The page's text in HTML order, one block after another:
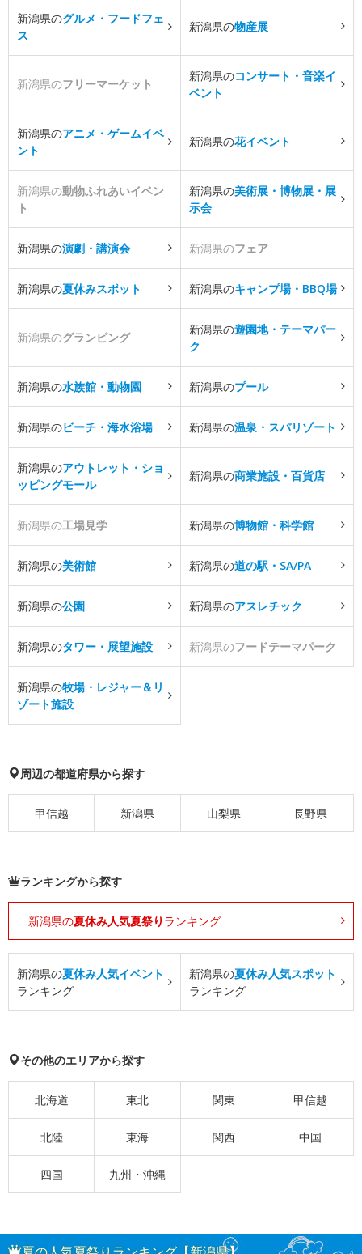
新潟県のグルメ・フードフェ
ス
新潟県の物産展
新潟県のフリーマーケット
新潟県のコンサート・音楽イ
ベント
新潟県のアニメ・ゲームイベ
ント
新潟県の花イベント
新潟県の動物ふれあいイベン
ト
新潟県の美術展・博物展・展
示会
新潟県の演劇・講演会 新潟県のフェア
新潟県の夏休みスポット 新潟県のキャンプ場・BBQ場
新潟県のグランピング
新潟県の遊園地・テーマパー
ク
新潟県の水族館・動物園 新潟県のプール
新潟県のビーチ・海水浴場 新潟県の温泉・スパリゾート
新潟県のアウトレット・ショ
ッピングモール
新潟県の商業施設・百貨店
新潟県の工場見学 新潟県の博物館・科学館
新潟県の美術館 新潟県の道の駅・SA/PA
新潟県の公園 新潟県のアスレチック
新潟県のタワー・展望施設 新潟県のフードテーマパーク
新潟県の牧場・レジャー＆リ
ゾート施設
周辺の都道府県から探す
甲信越 新潟県 山梨県 長野県
ランキングから探す
新潟県の夏休み人気夏祭り ランキング
新潟県の夏休み人気イベント
ランキング
新潟県の夏休み人気スポット
ランキング
その他のエリアから探す
北海道 東北 関東 甲信越
北陸 東海 関西 中国
四国 九州・沖縄